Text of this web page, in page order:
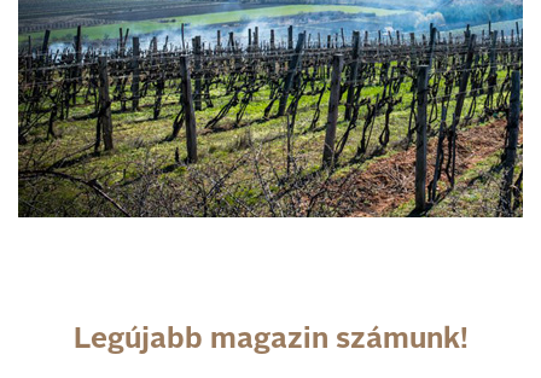
Legújabb magazin számunk!